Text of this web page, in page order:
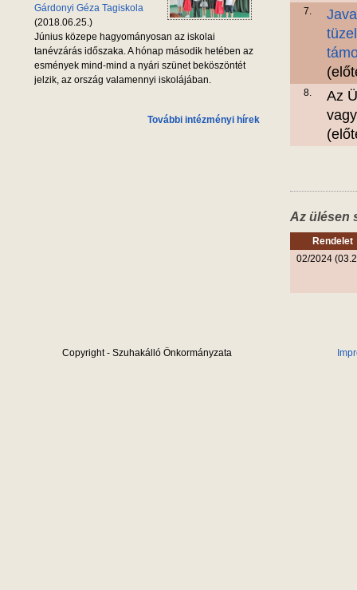
Gárdonyi Géza Tagiskola
(2018.06.25.)
Június közepe hagyományosan az iskolai
tanévzárás időszaka. A hónap második hetében az
esmények mind-mind a nyári szünet beköszöntét
jelzik, az ország valamennyi iskolájában.
További intézményi hírek
7.
8.
Az
Az ülésen
Rendelet
02/2024
Copyright - Szuhakálló Önkormányzata